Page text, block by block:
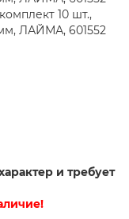
и требует